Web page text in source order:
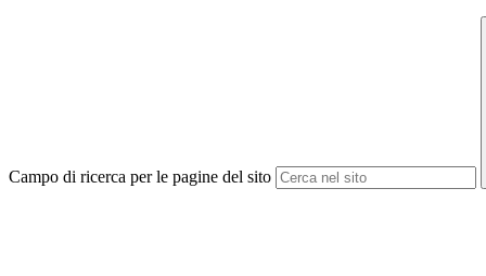
Campo di ricerca per le pagine del sito